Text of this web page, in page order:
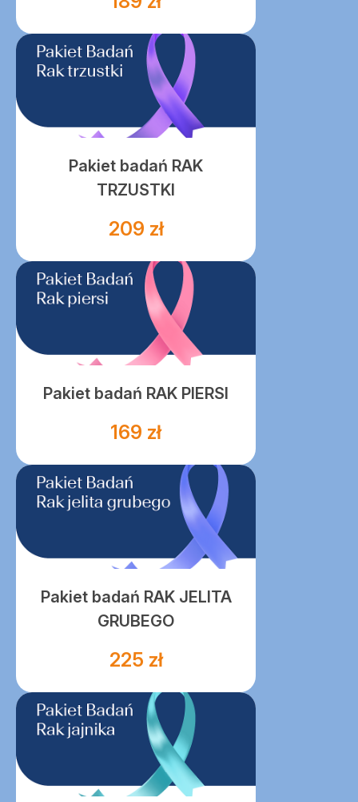
Pakiet badań RAK
TRZUSTKI
209 zł
Pakiet badań RAK PIERSI
169 zł
Pakiet badań RAK JELITA
GRUBEGO
225 zł